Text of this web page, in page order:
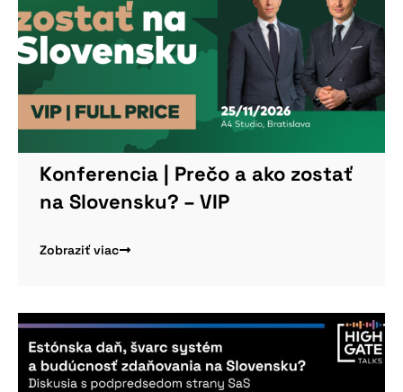
Konferencia | Prečo a ako zostať
na Slovensku? – VIP
Zobraziť viac